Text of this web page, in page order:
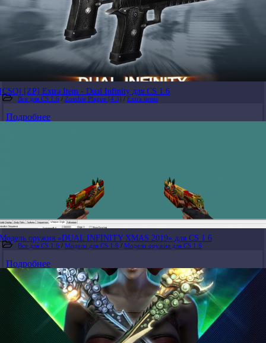
[CSO] [ZP] Extra Item - Dual Infinity для CS 1.6
Все для CS 1.6 / Zombie Plague [4.3] / Extra items
Подробнее
Модель оружия «DUAL INFINITY XMAS 2019» для CS 1.6
Все для CS 1.6 / Модели для CS 1.6 / Модели оружия для CS 1.6
Подробнее